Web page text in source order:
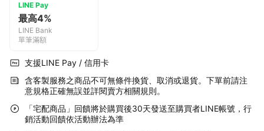
LINE Pay
最高4%
LINE Bank
單筆滿額
支援LINE Pay / 信用卡
含客製服務之商品不可無條件換貨、取消或退貨。下單前請注
意規格正確無誤並詳閱賣方相關規則。
「宅配商品」回饋將於購買後30天發送至購買者LINE帳號，行
銷活動回饋依活動辦法為準